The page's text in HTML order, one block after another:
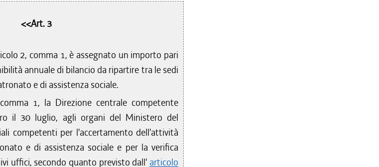
<<Art. 3
2, comma 1, è assegnato un importo pari
annuale di bilancio da ripartire tra le sedi
e di assistenza sociale.
1, la Direzione centrale competente
il 30 luglio, agli organi del Ministero del
competenti per l'accertamento dell'attività
e di assistenza sociale e per la verifica
uffici, secondo quanto previsto dall' articolo